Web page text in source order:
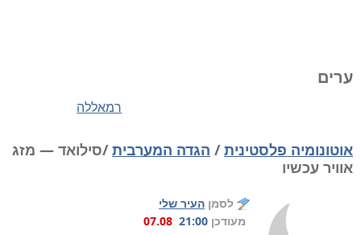
ערים
רמאללה
אוטונומיה פלסטינית/ הגדה המערבית/סילואד — מזג
אוויר עכשיו
לסמן העיר שלי
מעודכן 21:00
07.08